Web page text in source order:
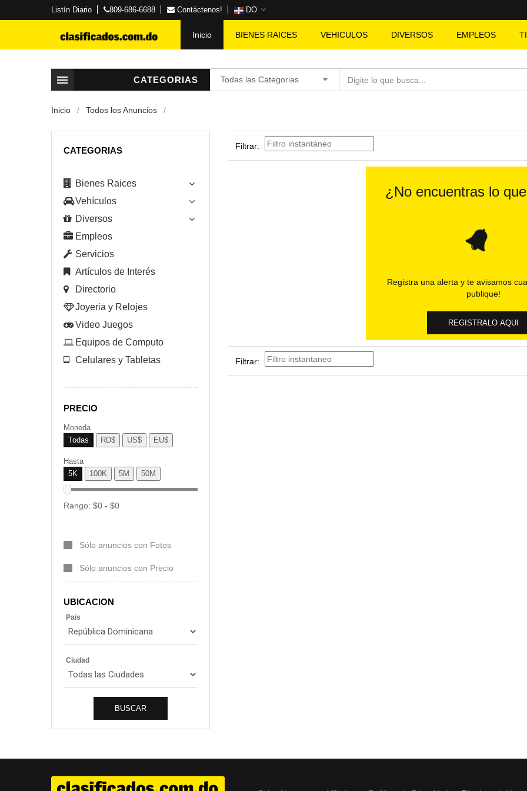
Listín Diario 809-686-6688 Contáctenos! DO
Inicio BIENES RAICES VEHICULOS DIVERSOS EMPLEOS
CATEGORIAS Todas las Categorias
Inicio Todos los Anuncios
Filtrar:
¿No encuentras lo
Registra una alerta y te avisamos
publique!
REGISTRALO AQUI
Filtrar:
CATEGORIAS
Bienes Raices
Vehículos
Diversos
Empleos
Servicios
Artículos de Interés
Directorio
Joyeria y Relojes
Video Juegos
Equipos de Computo
Celulares y Tabletas
PRECIO
Moneda
Todas
RD$ US$ EU$
Hasta
5K
100K 5M 50M
Rango: $0 - $0
Sólo anuncios con Fotos
Sólo anuncios con Precio
UBICACION
Pais
Ciudad
BUSCAR